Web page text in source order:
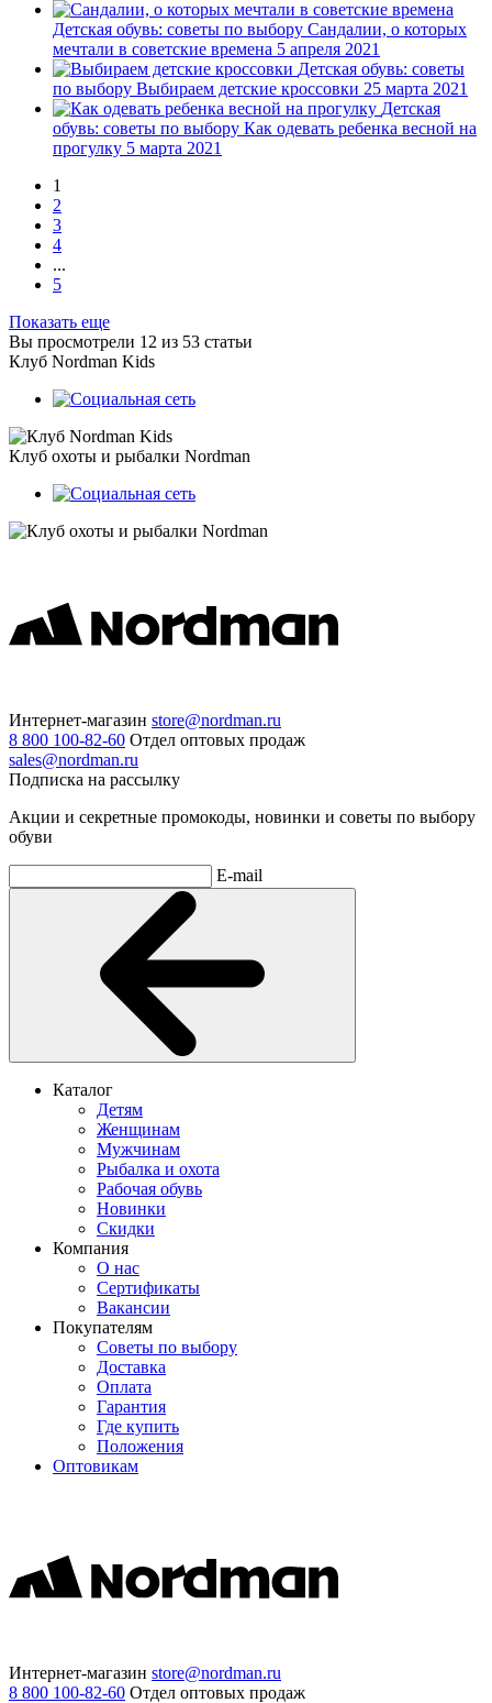
Детская обувь: советы по выбору Сандалии, о которых
мечтали в советские времена 5 апреля 2021
Детская обувь: советы
по выбору Выбираем детские кроссовки 25 марта 2021
Детская
обувь: советы по выбору Как одевать ребенка весной на
прогулку 5 марта 2021
1
2
3
4
...
5
Показать еще
Вы просмотрели 12 из 53 статьи
Клуб Nordman Kids
Клуб охоты и рыбалки Nordman
Интернет-магазин store@nordman.ru
8 800 100-82-60 Отдел оптовых продаж
sales@nordman.ru
Подписка на рассылку
Акции и секретные промокоды, новинки и советы по выбору
обуви
E-mail
Каталог
Детям
Женщинам
Мужчинам
Рыбалка и охота
Рабочая обувь
Новинки
Скидки
Компания
О нас
Сертификаты
Вакансии
Покупателям
Советы по выбору
Доставка
Оплата
Гарантия
Где купить
Положения
Оптовикам
Интернет-магазин store@nordman.ru
8 800 100-82-60 Отдел оптовых продаж